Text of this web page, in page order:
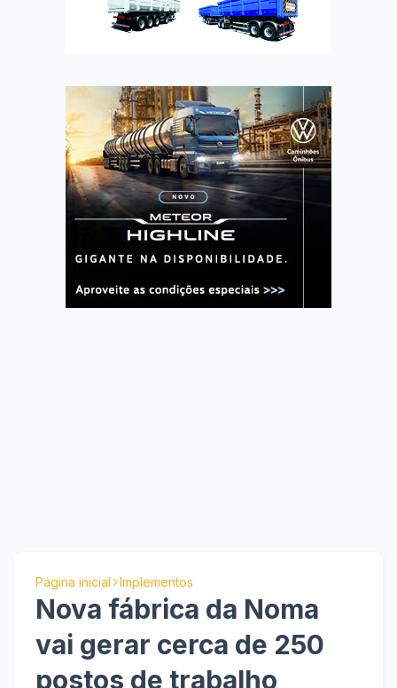
Página inicial Implementos
Nova fábrica da Noma
vai gerar cerca de 250
postos de trabalho